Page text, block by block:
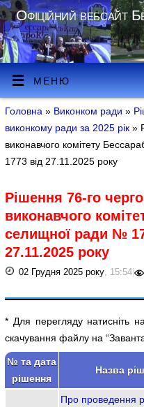
Офіційний вебсайт
МЕНЮ
Головна » Виконком ради»
виконкому ради за 2025 рік»
виконавчого комітету
1773 від 27.11.2025 року
Рішення 76-го
виконавчого
селищної ради №
27.11.2025 року
02 Грудня 2025 року, 15:54|
* Для перегляду натисніть
скачування файлу на
№ та дата
рішення
Назва
Про проведення